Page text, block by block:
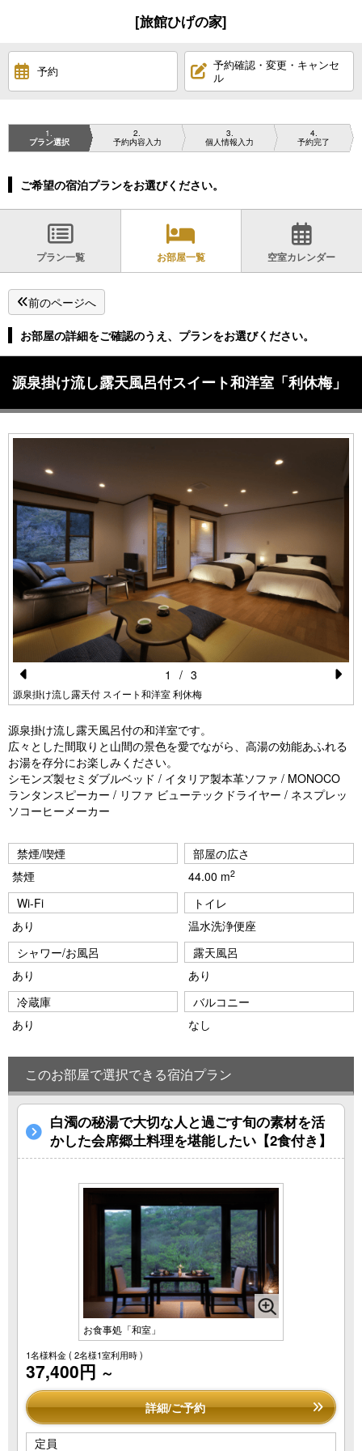
[旅館ひげの家]
予約
予約確認・変更・キャンセ
ル
1
プラン選択
2
予約内容入力
3
個人情報入力
4
予約完了
ご希望の宿泊プランをお選びください。
プラン一覧 お部屋一覧 空室カレンダー
前のページへ
お部屋の詳細をご確認のうえ、プランをお選びください。
源泉掛け流し露天風呂付スイート和洋室「利休梅」
Pr
e
vi
o
u
s
源泉掛け流し露天付 スイート和洋室 利休梅
xt
1 / 3
源泉掛け流し露天風呂付の和洋室です。
広々とした間取りと山間の景色を愛でながら、高湯の効能あふれる
お湯を存分にお楽しみください。
シモンズ製セミダブルベッド / イタリア製本革ソファ / MONOCO
ランタンスピーカー / リファ ビューテックドライヤー / ネスプレッ
ソコーヒーメーカー
禁煙/喫煙
禁煙
部屋の広さ
44.00 m2
Wi-Fi
あり
トイレ
温水洗浄便座
シャワー/お風呂
あり
露天風呂
あり
冷蔵庫
あり
バルコニー
なし
このお部屋で選択できる宿泊プラン
白濁の秘湯で大切な人と過ごす旬の素材を活
かした会席郷土料理を堪能したい【2食付き】
お食事処「和室」
1名様料金( 2名様1室利用時 )
37,400円 ～
詳細/ご予約
定員